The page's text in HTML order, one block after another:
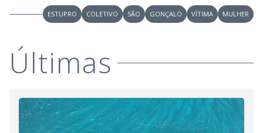
ESTUPRO COLETIVO SÃO GONÇALO VÍTIMA MULHER
Últimas